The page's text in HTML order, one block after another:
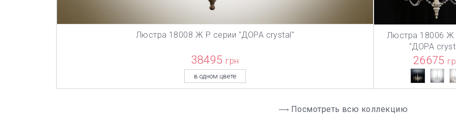
В КОРЗИНУ
Люстра 18008 Ж Р серии "ДОРА crystal"
38495 грн
в одном цвете
В
Люстра 18006 Ж
"ДОРА
26675
Посмотреть всю коллекцию